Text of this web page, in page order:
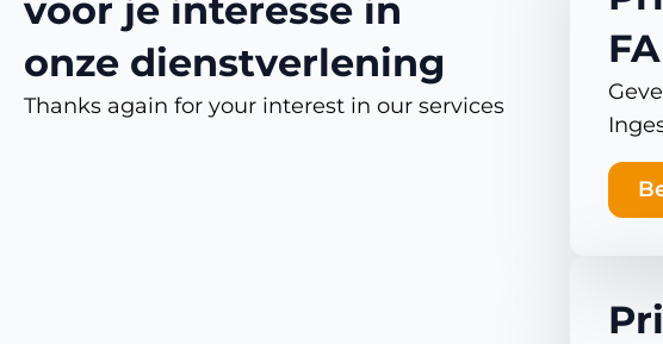
voor je interesse in
onze dienstverlening
Thanks again for your interest in our services